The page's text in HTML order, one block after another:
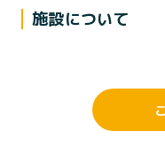
施設について